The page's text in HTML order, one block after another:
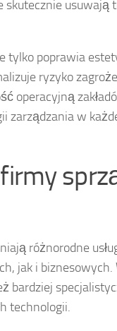
usuwają
tylko poprawia
ryzyko
operacyjną
w
firmy
różnorodne
jak i biznesowych.
bardziej
technologii.